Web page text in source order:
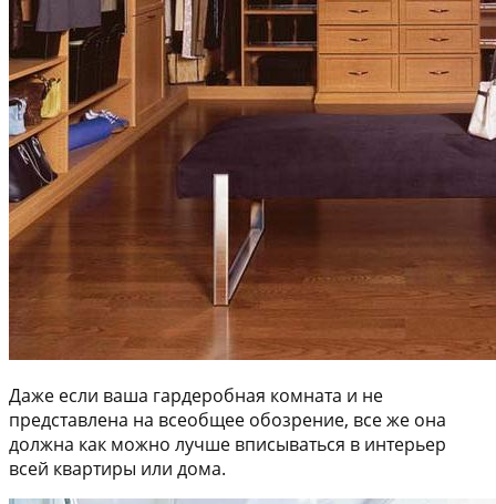
Даже если ваша гардеробная комната и не
представлена на всеобщее обозрение, все же она
должна как можно лучше вписываться в интерьер
всей квартиры или дома.